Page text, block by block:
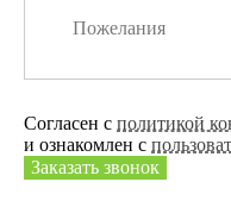
Согласен с политикой
и ознакомлен с
Заказать звонок